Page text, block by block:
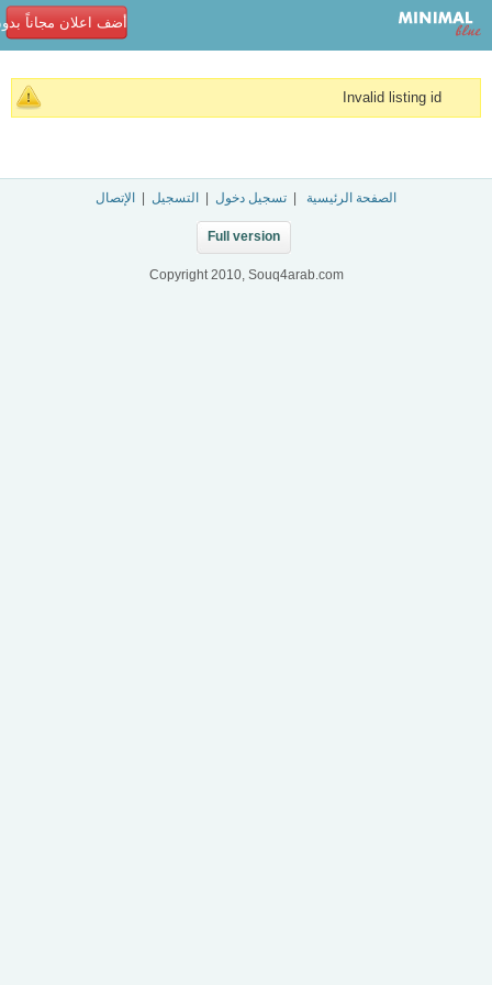
أضف اعلان مجاناً
Invalid listing id
الصفحة الرئيسية تسجيل دخول التسجيل الإتصال
Full version
Copyright 2010, Souq4arab.com